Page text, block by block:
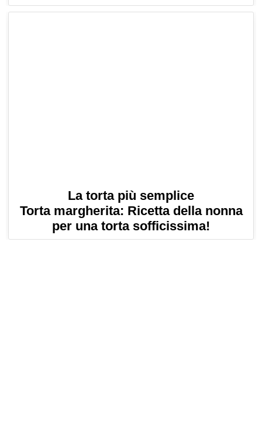
La torta più semplice
Torta margherita: Ricetta della nonna
per una torta sofficissima!